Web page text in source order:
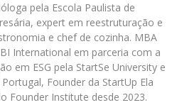
pela Escola Paulista de
expert em reestruturação e
e chef de cozinha. MBA
International em parceria com a
em ESG pela StartSe University e
Founder da StartUp Ela
Founder Institute desde 2023.